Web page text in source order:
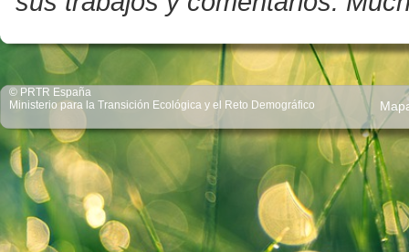
© PRTR España
Ministerio para la Transición Ecológica y el Reto Demográfico